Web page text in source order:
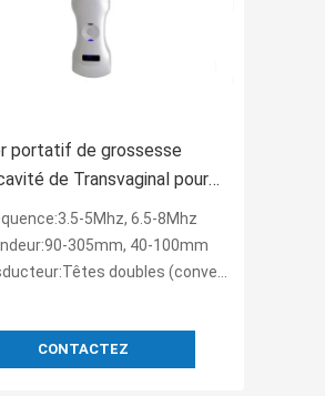
portatif de grossesse
de Transvaginal pour
portatif d'OB/GYN
5Mhz, 6.5-8Mhz
305mm, 40-100mm
doubles (convexe + endocavité)
CONTACTEZ